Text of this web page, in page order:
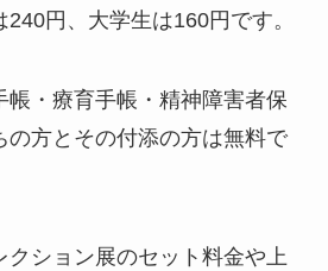
円、大学生は160円です。
帳・療育手帳・精神障害者保
の方とその付添の方は無料で
クション展のセット料金や上